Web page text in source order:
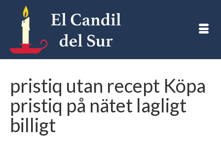
pristiq utan recept Köpa
pristiq på nätet lagligt
billigt